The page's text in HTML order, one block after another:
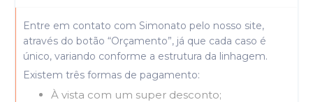
Entre em contato com Simonato pelo nosso site,
através do botão “Orçamento”, já que cada caso é
único, variando conforme a estrutura da linhagem.
Existem três formas de pagamento:
À vista com um super desconto;